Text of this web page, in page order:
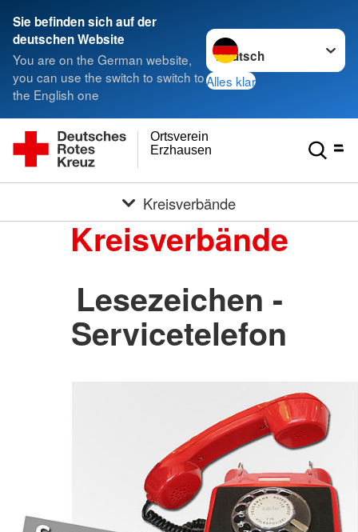
Sie befinden sich auf der
deutschen Website
You are on the German website,
you can use the switch to switch to
the English one
Sprache wechseln zu
Alles klar
Erzhausen
Ortsverein
Kreisverbände
Kreisverbände
Lesezeichen -
Servicetelefon